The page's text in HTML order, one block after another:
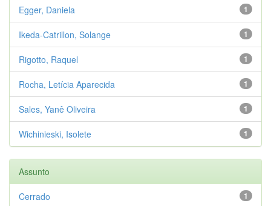
1
Egger, Daniela
1
Ikeda-Catrillon, Solange
1
Rigotto, Raquel
1
Rocha, Letícia Aparecida
1
Sales, Yanê Oliveira
1
Wichinieski, Isolete
Assunto
1
Cerrado